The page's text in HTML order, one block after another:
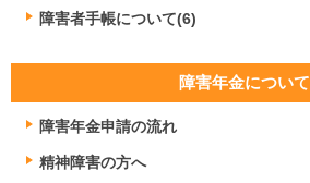
障害者手帳について(6)
障害年金について
障害年金申請の流れ
精神障害の方へ